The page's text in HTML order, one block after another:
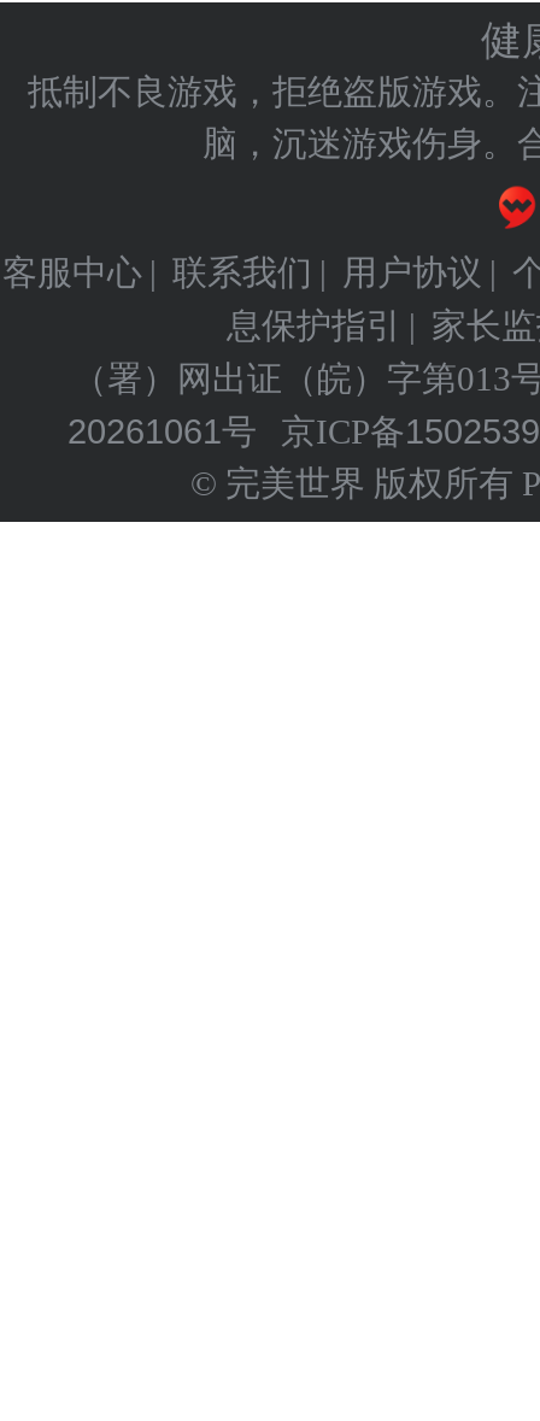
健
抵制不良游戏，拒绝盗版游戏。
脑，沉迷游戏伤身。
客服中心 | 联系我们 | 用户协议 |
息保护指引 | 家长
（署）网出证（皖）字第013
20261061号 京ICP备
© 完美世界 版权所有